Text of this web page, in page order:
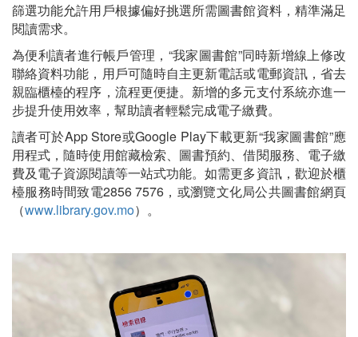
篩選功能允許用戶根據偏好挑選所需圖書館資料，精準滿足
閱讀需求。
為便利讀者進行帳戶管理，“我家圖書館”同時新增線上修改
聯絡資料功能，用戶可隨時自主更新電話或電郵資訊，省去
親臨櫃檯的程序，流程更便捷。新增的多元支付系統亦進一
步提升使用效率，幫助讀者輕鬆完成電子繳費。
讀者可於App Store或Google Play下載更新“我家圖書館”應
用程式，隨時使用館藏檢索、圖書預約、借閱服務、電子繳
費及電子資源閱讀等一站式功能。如需更多資訊，歡迎於櫃
檯服務時間致電2856 7576，或瀏覽文化局公共圖書館網頁
（www.library.gov.mo）。